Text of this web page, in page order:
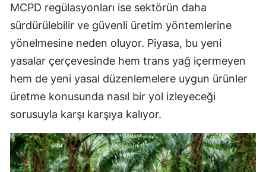
MCPD regülasyonları ise sektörün daha
sürdürülebilir ve güvenli üretim yöntemlerine
yönelmesine neden oluyor. Piyasa, bu yeni
yasalar çerçevesinde hem trans yağ içermeyen
hem de yeni yasal düzenlemelere uygun ürünler
üretme konusunda nasıl bir yol izleyeceği
sorusuyla karşı karşıya kalıyor.